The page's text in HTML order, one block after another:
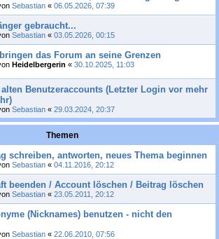
Sebastian « 06.05.2026, 07:39
gebraucht...
Sebastian « 03.05.2026, 00:15
das Forum an seine Grenzen
Heidelbergerin « 30.10.2025, 11:03
Benutzeraccounts (Letzter Login vor mehr
Sebastian « 29.03.2024, 20:37
Themen
schreiben, antworten, neues Thema beginnen
Sebastian « 04.11.2016, 20:12
beenden / Account löschen / Beitrag löschen
Sebastian « 23.05.2011, 20:12
(Nicknames) benutzen - nicht den
Sebastian « 22.06.2010, 07:56